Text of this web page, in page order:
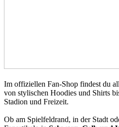
Im offiziellen Fan-Shop findest du
von stylischen Hoodies und Shirts
Stadion und Freizeit.
Ob am Spielfeldrand, in der Stadt